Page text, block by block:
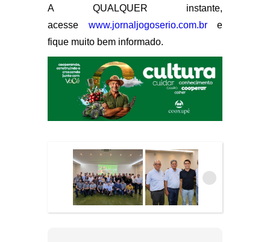
A QUALQUER instante,
acesse www.jornaljogoserio.com.bre
fique muito bem informado.